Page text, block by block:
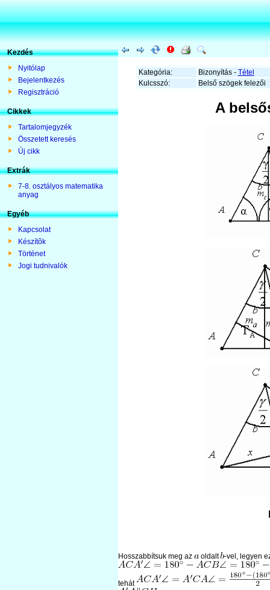
Kezdés
Nyitólap
Bejelentkezés
Regisztráció
Cikkek
Tartalomjegyzék
Összetett keresés
Új cikk
Extrák
7-8. osztályos matematika
anyag
Egyéb
Kapcsolat
Készítõk
Történet
Jogi tudnivalók
Kategória: Bizonyítás - Tétel
Kulcsszó:
Belső szögek felezői
A
Hosszabbítsuk meg az oldalt -vel, legyen
tehát